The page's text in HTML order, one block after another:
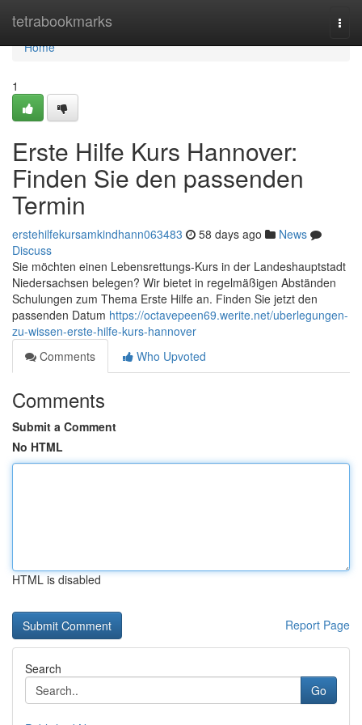
tetrabookmarks
Home
Home
1
Erste Hilfe Kurs Hannover:
Finden Sie den passenden
Termin
erstehilfekursamkindhann063483 58 days ago
News
Discuss
Sie möchten einen Lebensrettungs-Kurs in der Landeshauptstadt
Niedersachsen belegen? Wir bietet in regelmäßigen Abständen
Schulungen zum Thema Erste Hilfe an. Finden Sie jetzt den
passenden Datum https://octavepeen69.werite.net/uberlegungen-
zu-wissen-erste-hilfe-kurs-hannover
Comments
Who Upvoted
Comments
Submit a Comment
No HTML
HTML is disabled
Report Page
Search
Go